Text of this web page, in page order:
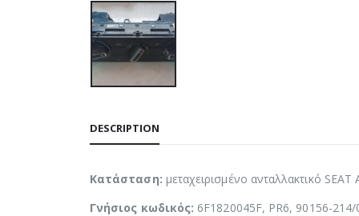
DESCRIPTION
Κατάσταση: μεταχειρισμένο ανταλλακτικό SEAT
Γνήσιος κωδικός: 6F1820045F, PR6, 90156-214/